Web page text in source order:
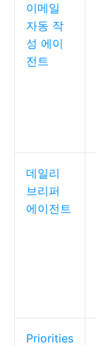
이메일
자동 작
성 에이
전트
데일리
브리퍼
에이전트
Priorities